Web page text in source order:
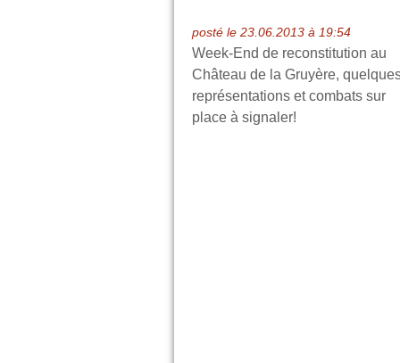
posté le 23.06.2013 à 19:54
Week-End de reconstitution au
Château de la Gruyère,
représentations et combats sur
place à signaler!